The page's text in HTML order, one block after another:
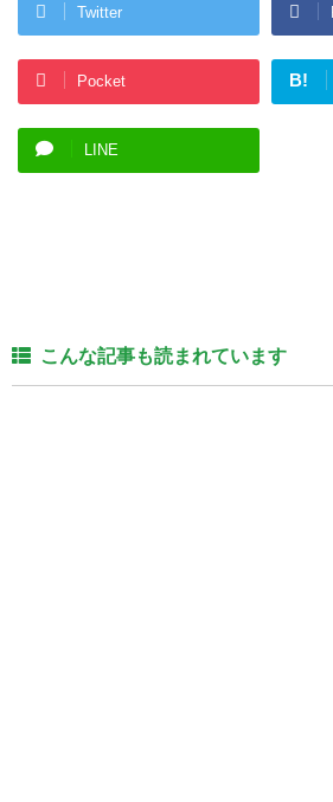
Twitter
Pocket B!
LINE
こんな記事も読まれています